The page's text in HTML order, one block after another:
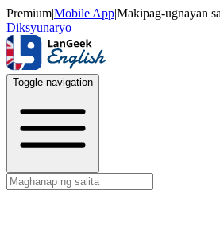
Premium|Mobile App|Makipag-ugnayan
Diksyunaryo
Toggle navigation